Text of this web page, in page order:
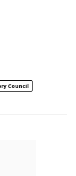
Council